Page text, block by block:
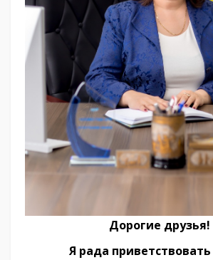
Дорогие друзья!
Я рада приветствовать